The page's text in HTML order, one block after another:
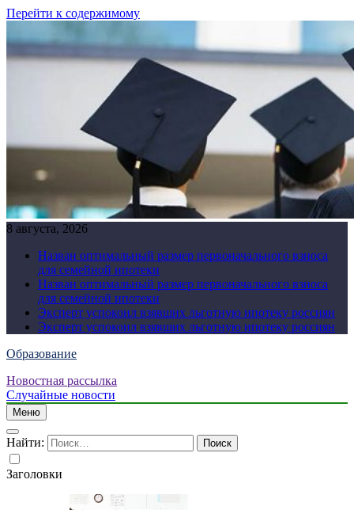
Перейти к содержимому
8 августа, 2026
Назван оптимальный размер первоначального взноса
для семейной ипотеки
Назван оптимальный размер первоначального взноса
для семейной ипотеки
Эксперт успокоил взявших льготную ипотеку россиян
Эксперт успокоил взявших льготную ипотеку россиян
Образование
Новостная рассылка
Случайные новости
Меню
Найти:
Заголовки